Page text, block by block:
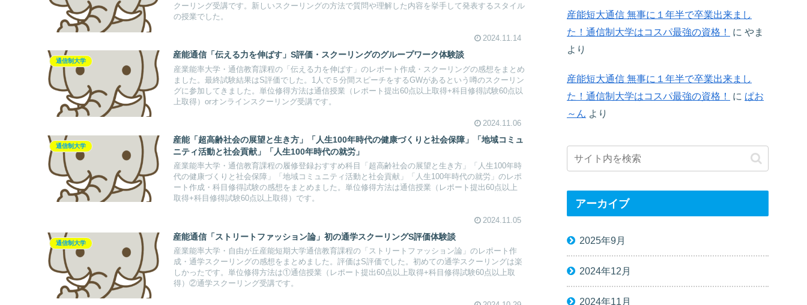
クーリング受講です。新しいスクーリングの方法で質問や理解した内容を挙手して発表するスタイル
の授業でした。
2024.11.14
通信制大学
産能通信「伝える力を伸ばす」S評価・スクーリングのグループワーク体験談
産業能率大学・通信教育課程の「伝える力を伸ばす」のレポート作成・スクーリングの感想をまとめ
ました。最終試験結果はS評価でした。1人で５分間スピーチをするGWがあるという噂のスクーリン
グに参加してきました。単位修得方法は通信授業（レポート提出60点以上取得+科目修得試験60点以
上取得）orオンラインスクーリング受講です。
2024.11.06
通信制大学
産能「超高齢社会の展望と生き方」「人生100年時代の健康づくりと社会保障」「地域コミュ
ニティ活動と社会貢献」「人生100年時代の就労」
産業能率大学・通信教育課程の履修登録おすすめ科目「超高齢社会の展望と生き方」「人生100年時
代の健康づくりと社会保障」「地域コミュニティ活動と社会貢献」「人生100年時代の就労」のレポ
ート作成・科目修得試験の感想をまとめました。単位修得方法は通信授業（レポート提出60点以上
取得+科目修得試験60点以上取得）です。
2024.11.05
通信制大学
産能通信「ストリートファッション論」初の通学スクーリングS評価体験談
産業能率大学・自由が丘産能短期大学通信教育課程の「ストリートファッション論」のレポート作
成・通学スクーリングの感想をまとめました。評価はS評価でした。初めての通学スクーリングは楽
しかったです。単位修得方法は①通信授業（レポート提出60点以上取得+科目修得試験60点以上取
得）②通学スクーリング受講です。
産能短大通信 無事に１年半で卒業出来まし
た！通信制大学はコスパ最強の資格！
に やま
より
産能短大通信 無事に１年半で卒業出来まし
た！通信制大学はコスパ最強の資格！
に ぱお
～ん より
アーカイブ
2025年9月
2024年12月
2024年11月